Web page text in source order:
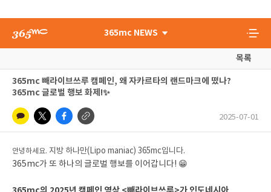
365mc NEWS
목록
365mc 빼라이브쓰루 캠페인, 왜 자카르타의 랜드마크에 떴나?
365mc 글로벌 행보 화제!✨
2025-07-01
안녕하세요. 지방 하나만(Lipo maniac) 365mc입니다.
365mc가 또 하나의 글로벌 행보를 이어갑니다! 😁